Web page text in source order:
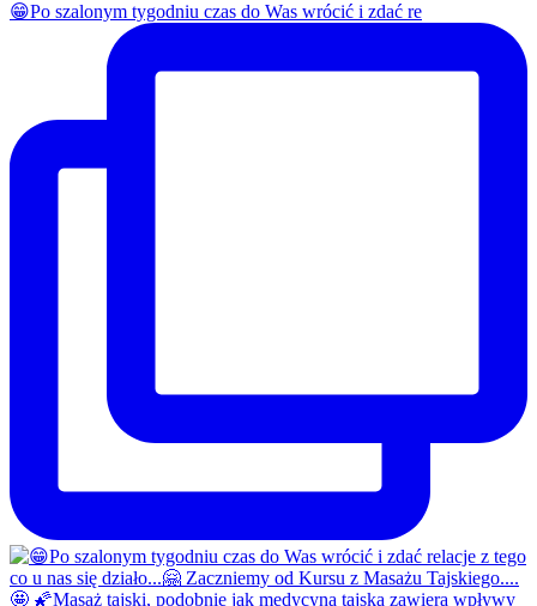
😁Po szalonym tygodniu czas do Was wrócić i zdać re